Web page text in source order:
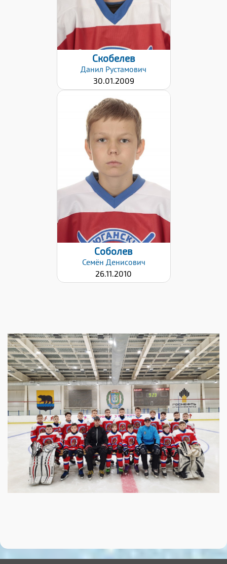
Скобелев
Данил Рустамович
30.01.2009
Дата заявки:
09.12.2021
Соболев
Семён Денисович
26.11.2010